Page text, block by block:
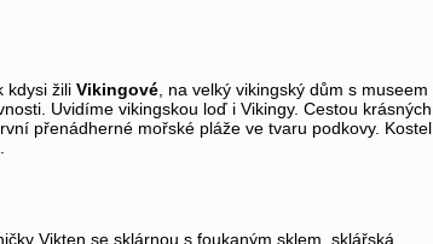
kdysi žili Vikingové , na velký vikingský dům s museem
Uvidíme vikingskou loď i Vikingy. Cestou krásných
přenádherné mořské pláže ve tvaru podkovy. Kostel
Vikten se sklárnou s foukaným sklem, sklářská